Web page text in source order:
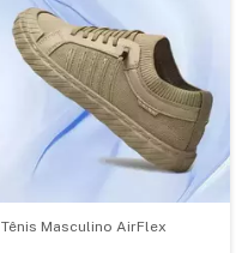
Tênis Masculino AirFlex